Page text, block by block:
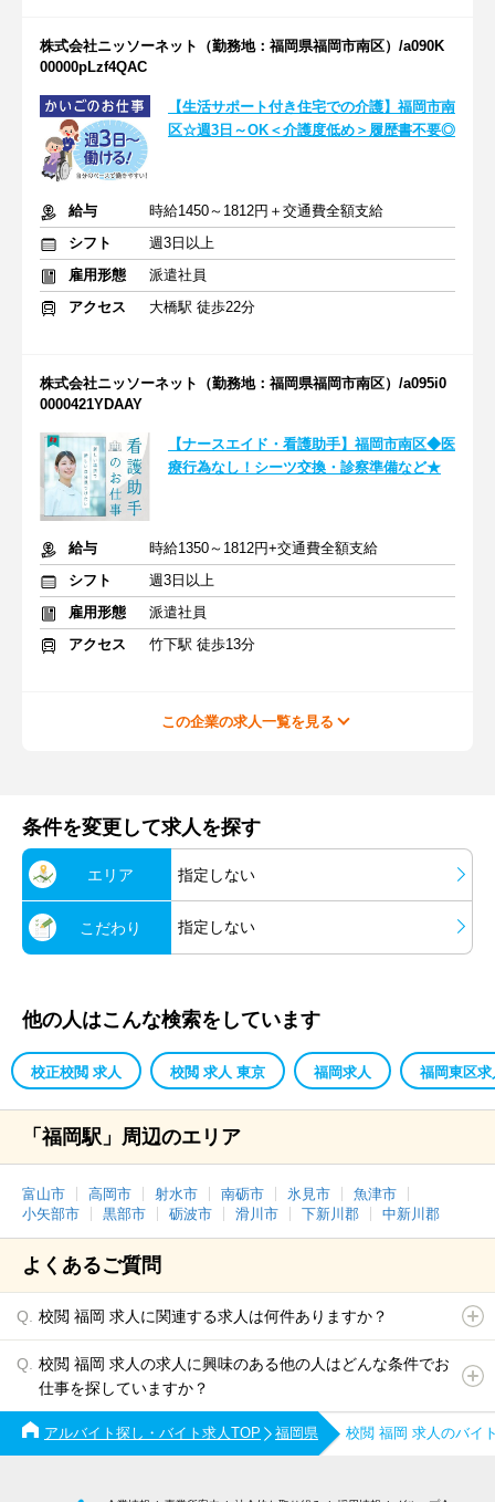
株式会社ニッソーネット（勤務地：福岡県福岡市南区）/a090K
00000pLzf4QAC
【生活サポート付き住宅での介護】福岡市南
区☆週3日～OK＜介護度低め＞履歴書不要◎
給与
時給1450～1812円＋交通費全額支給
シフト
週3日以上
雇用形態
派遣社員
アクセス
大橋駅 徒歩22分
株式会社ニッソーネット（勤務地：福岡県福岡市南区）/a095i0
0000421YDAAY
【ナースエイド・看護助手】福岡市南区◆医
療行為なし！シーツ交換・診察準備など★
給与
時給1350～1812円+交通費全額支給
シフト
週3日以上
雇用形態
派遣社員
アクセス
竹下駅 徒歩13分
この企業の求人一覧を見る
条件を変更して求人を探す
エリア 指定しない
こだわり 指定しない
他の人はこんな検索をしています
校正校閲 求人 校閲 求人 東京 福岡求人 福岡東区求
「福岡駅」周辺のエリア
富山市 高岡市 射水市 南砺市 氷見市
魚津市
小矢部市
黒部市 砺波市 滑川市 下新川郡 中新川郡
よくあるご質問
校閲 福岡 求人に関連する求人は何件ありますか？
校閲 福岡 求人の求人に興味のある他の人はどんな条件でお
仕事を探していますか？
アルバイト探し・バイト求人TOP 福岡県 校閲 福岡 求人のバイ